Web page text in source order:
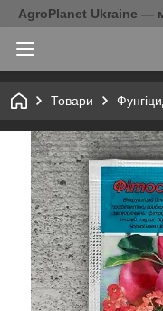
AgroPlanet Ukraine —
Товари